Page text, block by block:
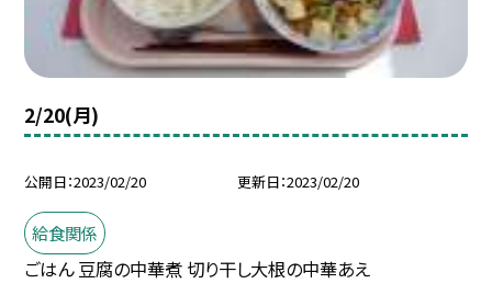
2/20(月)
公開日 2023/02/20 更新日 2023/02/20
給食関係
ごはん 豆腐の中華煮 切り干し大根の中華あえ